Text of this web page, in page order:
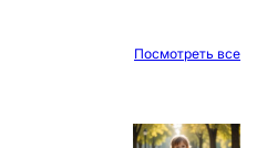
Посмотреть все